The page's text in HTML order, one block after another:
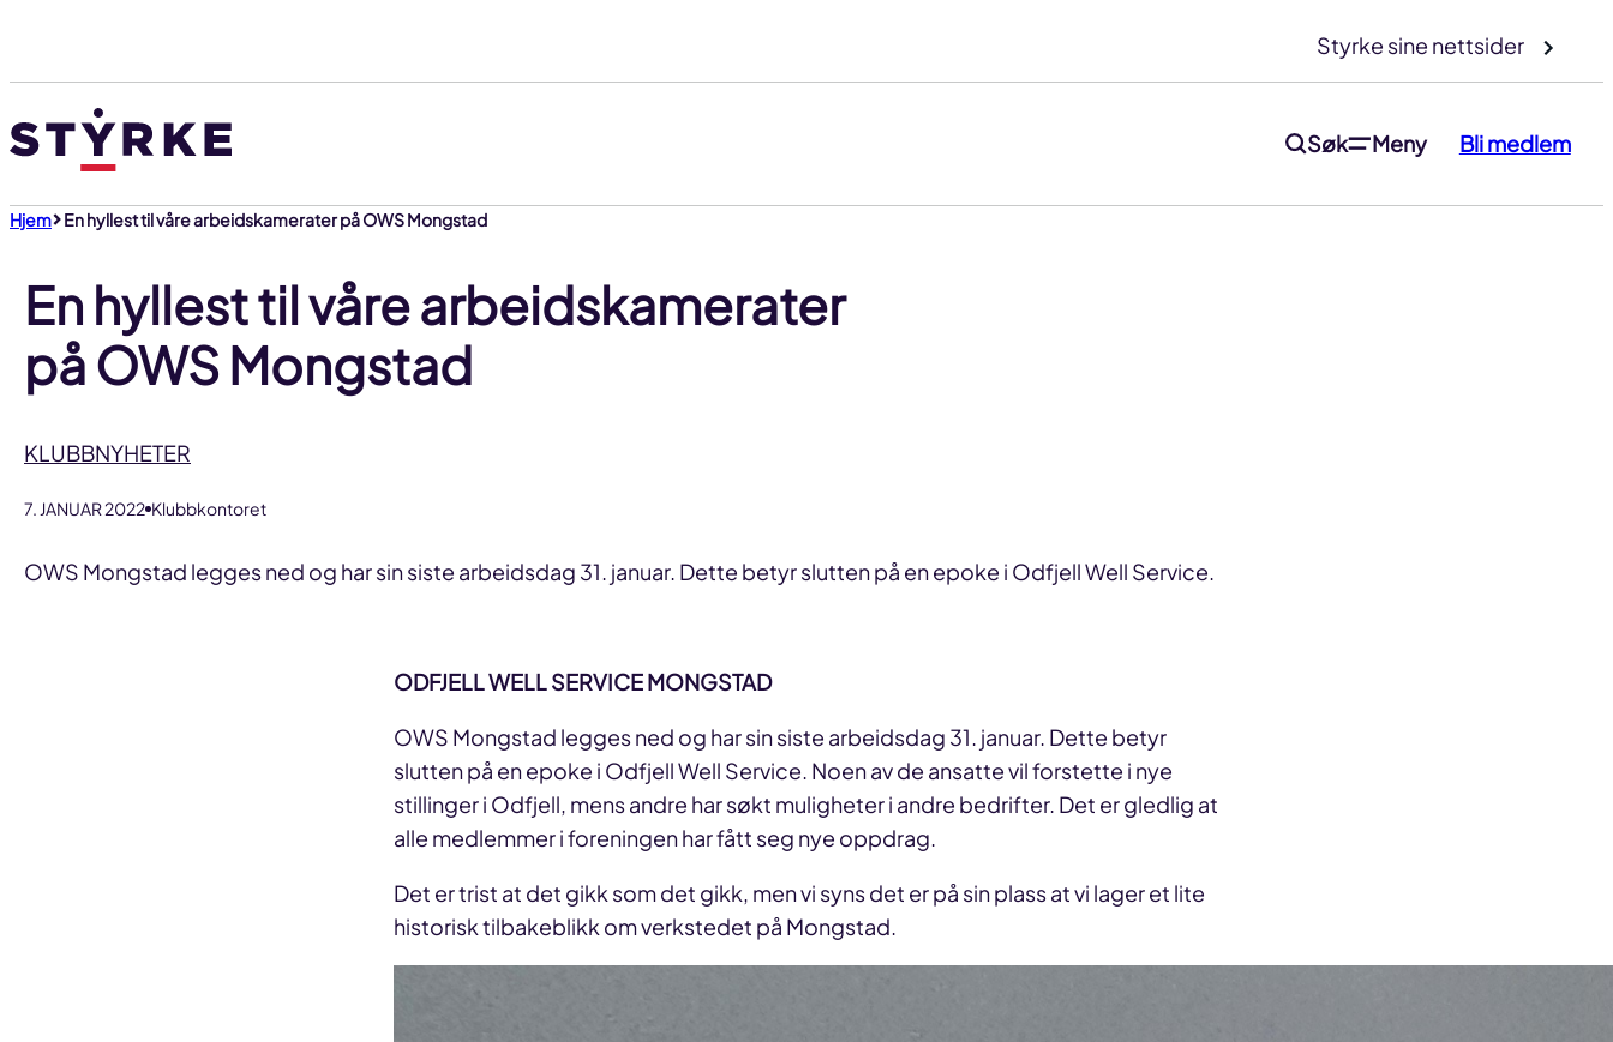
innhold
Styrke sine nettsider
Søk Meny Bli medlem
Hjem En hyllest til våre arbeidskamerater på OWS Mongstad
En hyllest til våre arbeidskamerater
på OWS Mongstad
KLUBBNYHETER
7. JANUAR 2022 Klubbkontoret
OWS Mongstad legges ned og har sin siste arbeidsdag 31. januar. Dette betyr slutten på en epoke i Odfjell Well Service.
ODFJELL WELL SERVICE MONGSTAD
OWS Mongstad legges ned og har sin siste arbeidsdag 31. januar. Dette betyr
slutten på en epoke i Odfjell Well Service. Noen av de ansatte vil forstette i nye
stillinger i Odfjell, mens andre har søkt muligheter i andre bedrifter. Det er gledlig at
alle medlemmer i foreningen har fått seg nye oppdrag.
Det er trist at det gikk som det gikk, men vi syns det er på sin plass at vi lager et lite
historisk tilbakeblikk om verkstedet på Mongstad.